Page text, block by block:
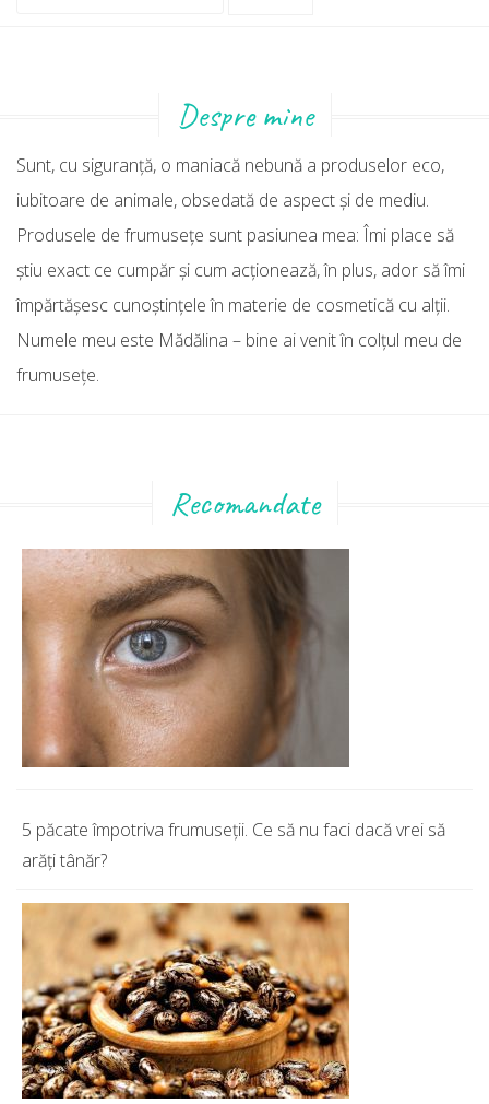
Despre mine
Sunt, cu siguranţă, o maniacă nebună a produselor eco,
iubitoare de animale, obsedată de aspect şi de mediu.
Produsele de frumuseţe sunt pasiunea mea: Îmi place să
ştiu exact ce cumpăr şi cum acţionează, în plus, ador să îmi
împărtăşesc cunoştinţele în materie de cosmetică cu alţii.
Numele meu este Mădălina – bine ai venit în colţul meu de
frumuseţe.
Recomandate
5 păcate împotriva frumuseții. Ce să nu faci dacă vrei să
arăți tânăr?